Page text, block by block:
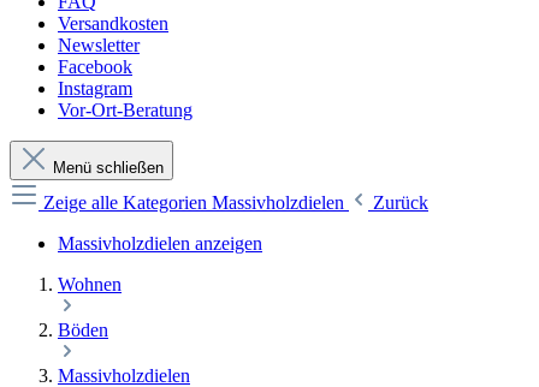
Versandkosten
Newsletter
Facebook
Instagram
Vor-Ort-Beratung
Menü schließen
Zeige alle Kategorien Massivholzdielen
Zurück
Massivholzdielen anzeigen
Wohnen
Böden
Massivholzdielen